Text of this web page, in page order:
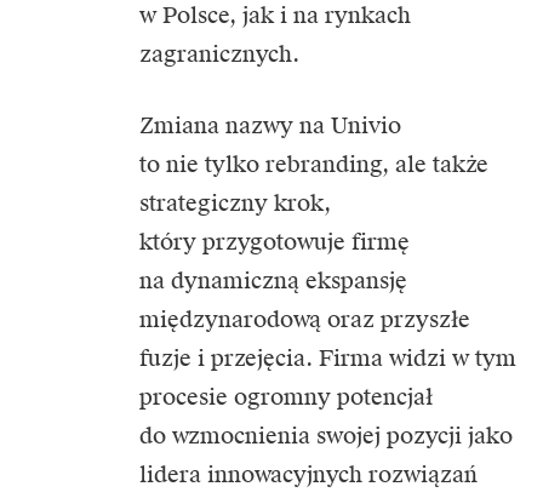
w Polsce, jak i na rynkach
zagranicznych.
Zmiana nazwy na Univio
to nie tylko rebranding, ale także
strategiczny krok,
który przygotowuje firmę
na dynamiczną ekspansję
międzynarodową oraz przyszłe
fuzje i przejęcia. Firma widzi w tym
procesie ogromny potencjał
do wzmocnienia swojej pozycji jako
lidera innowacyjnych rozwiązań